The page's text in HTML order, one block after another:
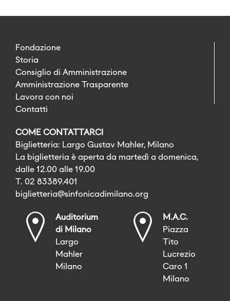
Fondazione
Storia
Consiglio di Amministrazione
Amministrazione Trasparente
Lavora con noi
Contatti
COME CONTATTARCI
Biglietteria: Largo Gustav Mahler, Milano
La biglietteria è aperta da martedì a domenica,
dalle 12.00 alle 19.00
T. 02 83389.401
biglietteria@sinfonicadimilano.org
Auditorium
di Milano
Largo
Mahler
Milano
M.A.C.
Piazza
Tito
Lucrezio
Caro 1
Milano